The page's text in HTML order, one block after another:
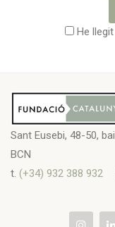
He
Sant Eusebi, 48-50,
BCN
t. (+34) 932 388 932